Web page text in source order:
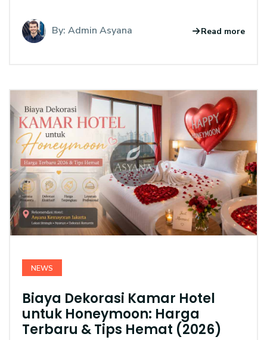
By: Admin Asyana Read more
NEWS
Biaya Dekorasi Kamar Hotel
untuk Honeymoon: Harga
Terbaru & Tips Hemat (2026)